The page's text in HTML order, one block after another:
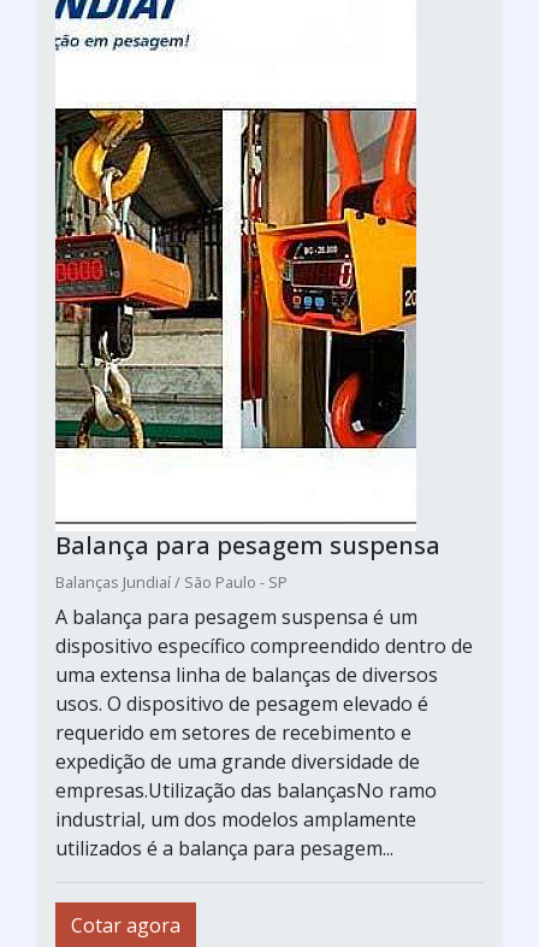
Balança para pesagem suspensa
Balanças Jundiaí / São Paulo - SP
A balança para pesagem suspensa é um
dispositivo específico compreendido dentro de
uma extensa linha de balanças de diversos
usos. O dispositivo de pesagem elevado é
requerido em setores de recebimento e
expedição de uma grande diversidade de
empresas.Utilização das balançasNo ramo
industrial, um dos modelos amplamente
utilizados é a balança para pesagem...
Cotar agora